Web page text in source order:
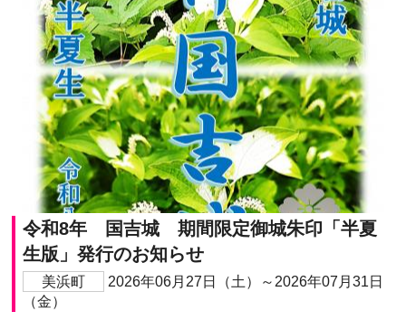
令和8年 国吉城 期間限定御城朱印「半夏
生版」発行のお知らせ
美浜町
2026年06月27日（土）～2026年07月31日
（金）